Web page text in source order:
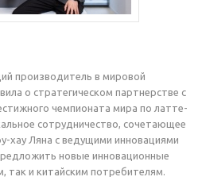
производитель в мировой
о стратегическом партнерстве с
чемпионата мира по латте-
сотрудничество, сочетающее
хау Ляна с ведущими инновациями
новые инновационные
так и китайским потребителям.